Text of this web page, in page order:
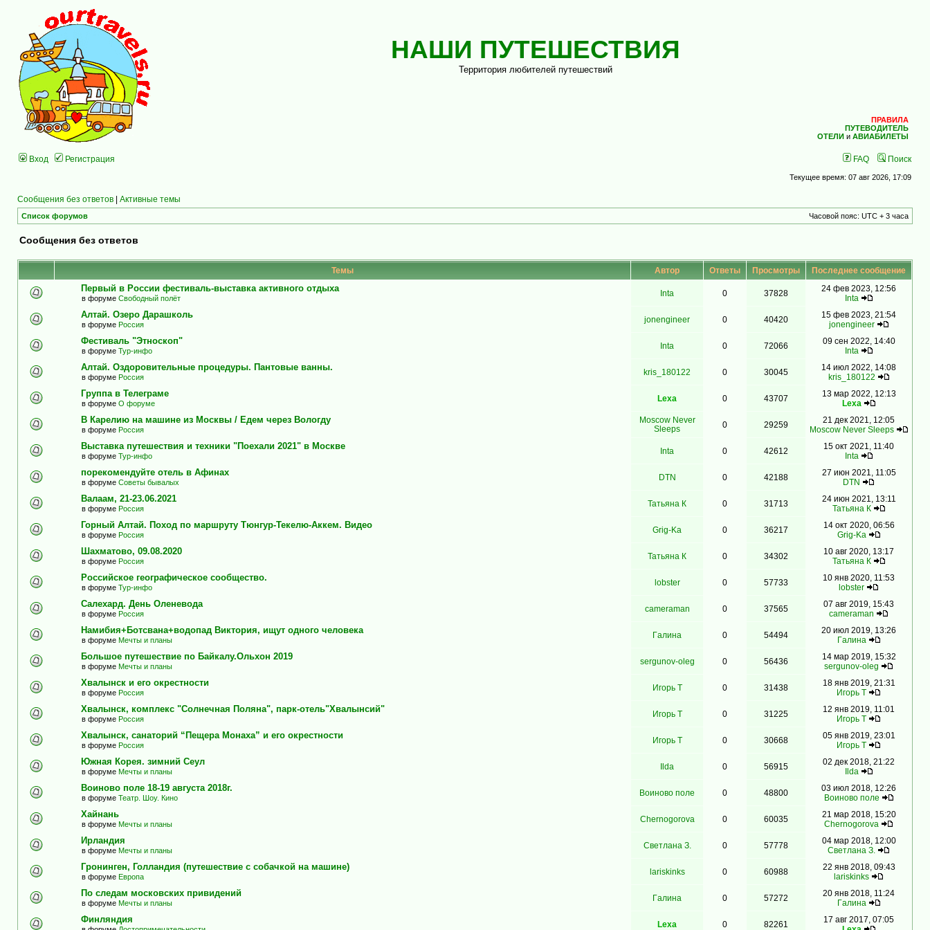
НАШИ ПУТЕШЕСТВИЯ
Территория любителей путешествий
ПРАВИЛА
ПУТЕВОДИТЕЛЬ
ОТЕЛИ и АВИАБИЛЕТЫ
Вход Регистрация FAQ Поиск
Текущее время: 07 авг 2026, 17:09
Сообщения без ответов | Активные темы
Список форумов Часовой пояс: UTC + 3 часа
Сообщения без ответов
Темы Автор Ответы Просмотры Последнее сообщение
Первый в России фестиваль-выставка активного отдыха
в форуме Свободный полёт
Inta 0 37828
24 фев 2023, 12:56
Inta
Алтай. Озеро Дарашколь
в форуме Россия
jonengineer 0 40420
15 фев 2023, 21:54
jonengineer
Фестиваль "Этноскоп"
в форуме Тур-инфо
Inta 0 72066
09 сен 2022, 14:40
Inta
Алтай. Оздоровительные процедуры. Пантовые ванны.
в форуме Россия
kris_180122 0 30045
14 июл 2022, 14:08
kris_180122
Группа в Телеграме
в форуме О форуме
Lexa 0 43707
13 мар 2022, 12:13
Lexa
В Карелию на машине из Москвы / Едем через Вологду
в форуме Россия
Moscow Never
Sleeps
0 29259
21 дек 2021, 12:05
Moscow Never Sleeps
Выставка путешествия и техники "Поехали 2021" в Москве
в форуме Тур-инфо
Inta 0 42612
15 окт 2021, 11:40
Inta
порекомендуйте отель в Афинах
в форуме Советы бывалых
DTN 0 42188
27 июн 2021, 11:05
DTN
Валаам, 21-23.06.2021
в форуме Россия
Татьяна К 0 31713
24 июн 2021, 13:11
Татьяна К
Горный Алтай. Поход по маршруту Тюнгур-Текелю-Аккем. Видео
в форуме Россия
Grig-Ka 0 36217
14 окт 2020, 06:56
Grig-Ka
Шахматово, 09.08.2020
в форуме Россия
Татьяна К 0 34302
10 авг 2020, 13:17
Татьяна К
Российское географическое сообщество.
в форуме Тур-инфо
lobster 0 57733
10 янв 2020, 11:53
lobster
Салехард. День Оленевода
в форуме Россия
cameraman 0 37565
07 авг 2019, 15:43
cameraman
Намибия+Ботсвана+водопад Виктория, ищут одного человека
в форуме Мечты и планы
Гaлинa 0 54494
20 июл 2019, 13:26
Гaлинa
Большое путешествие по Байкалу.Ольхон 2019
в форуме Мечты и планы
sergunov-oleg 0 56436
14 мар 2019, 15:32
sergunov-oleg
Хвалынск и его окрестности
в форуме Россия
Игорь Т 0 31438
18 янв 2019, 21:31
Игорь Т
Хвалынск, комплекс "Солнечная Поляна", парк-отель"Хвалынсий"
в форуме Россия
Игорь Т 0 31225
12 янв 2019, 11:01
Игорь Т
Хвалынск, санаторий “Пещера Монаха” и его окрестности
в форуме Россия
Игорь Т 0 30668
05 янв 2019, 23:01
Игорь Т
Южная Корея. зимний Сеул
в форуме Мечты и планы
Ilda 0 56915
02 дек 2018, 21:22
Ilda
Воиново поле 18-19 августа 2018г.
в форуме Театр. Шоу. Кино
Воиново поле 0 48800
03 июл 2018, 12:26
Воиново поле
Хайнань
в форуме Мечты и планы
Chernogorova 0 60035
21 мар 2018, 15:20
Chernogorova
Ирландия
в форуме Мечты и планы
Светлана З. 0 57778
04 мар 2018, 12:00
Светлана З.
Гронинген, Голландия (путешествие с собачкой на машине)
в форуме Европа
lariskinks 0 60988
22 янв 2018, 09:43
lariskinks
По следам московских привидений
в форуме Мечты и планы
Гaлинa 0 57272
20 янв 2018, 11:24
Гaлинa
Финляндия Lexa 0 82261
17 авг 2017, 07:05